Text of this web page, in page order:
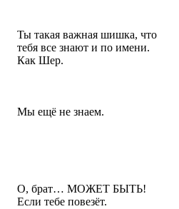
Ты такая важная шишка, что
тебя все знают и по имени.
Как Шер.
Мы ещё не знаем.
О, брат… МОЖЕТ БЫТЬ!
Если тебе повезёт.